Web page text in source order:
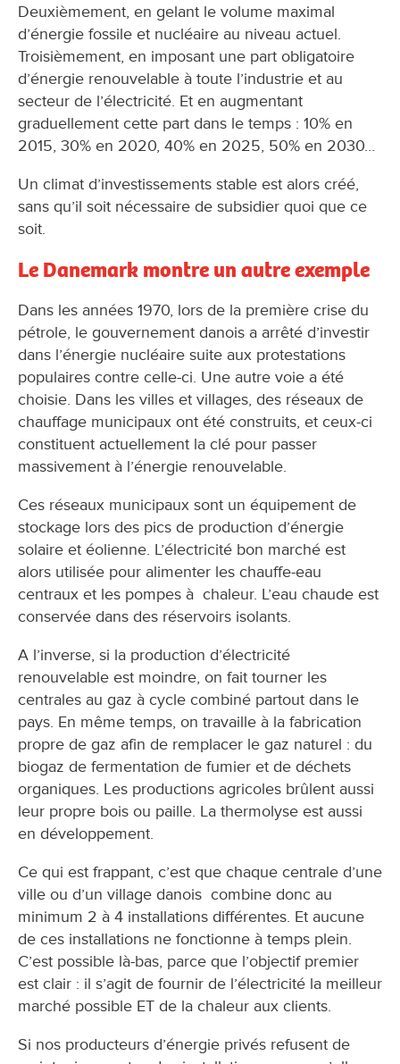
Deuxièmement, en gelant le volume maximal
d’énergie fossile et nucléaire au niveau actuel.
Troisièmement, en imposant une part obligatoire
d’énergie renouvelable à toute l’industrie et au
secteur de l’électricité. Et en augmentant
graduellement cette part dans le temps : 10% en
2015, 30% en 2020, 40% en 2025, 50% en 2030…
Un climat d’investissements stable est alors créé,
sans qu’il soit nécessaire de subsidier quoi que ce
soit.
Le Danemark montre un autre exemple
Dans les années 1970, lors de la première crise du
pétrole, le gouvernement danois a arrêté d’investir
dans l’énergie nucléaire suite aux protestations
populaires contre celle-ci. Une autre voie a été
choisie. Dans les villes et villages, des réseaux de
chauffage municipaux ont été construits, et ceux-ci
constituent actuellement la clé pour passer
massivement à l’énergie renouvelable.
Ces réseaux municipaux sont un équipement de
stockage lors des pics de production d’énergie
solaire et éolienne. L’électricité bon marché est
alors utilisée pour alimenter les chauffe-eau
centraux et les pompes à chaleur. L’eau chaude est
conservée dans des réservoirs isolants.
A l’inverse, si la production d’électricité
renouvelable est moindre, on fait tourner les
centrales au gaz à cycle combiné partout dans le
pays. En même temps, on travaille à la fabrication
propre de gaz afin de remplacer le gaz naturel : du
biogaz de fermentation de fumier et de déchets
organiques. Les productions agricoles brûlent aussi
leur propre bois ou paille. La thermolyse est aussi
en développement.
Ce qui est frappant, c’est que chaque centrale d’une
ville ou d’un village danois combine donc au
minimum 2 à 4 installations différentes. Et aucune
de ces installations ne fonctionne à temps plein.
C’est possible là-bas, parce que l’objectif premier
est clair : il s’agit de fournir de l’électricité la meilleur
marché possible ET de la chaleur aux clients.
Si nos producteurs d’énergie privés refusent de